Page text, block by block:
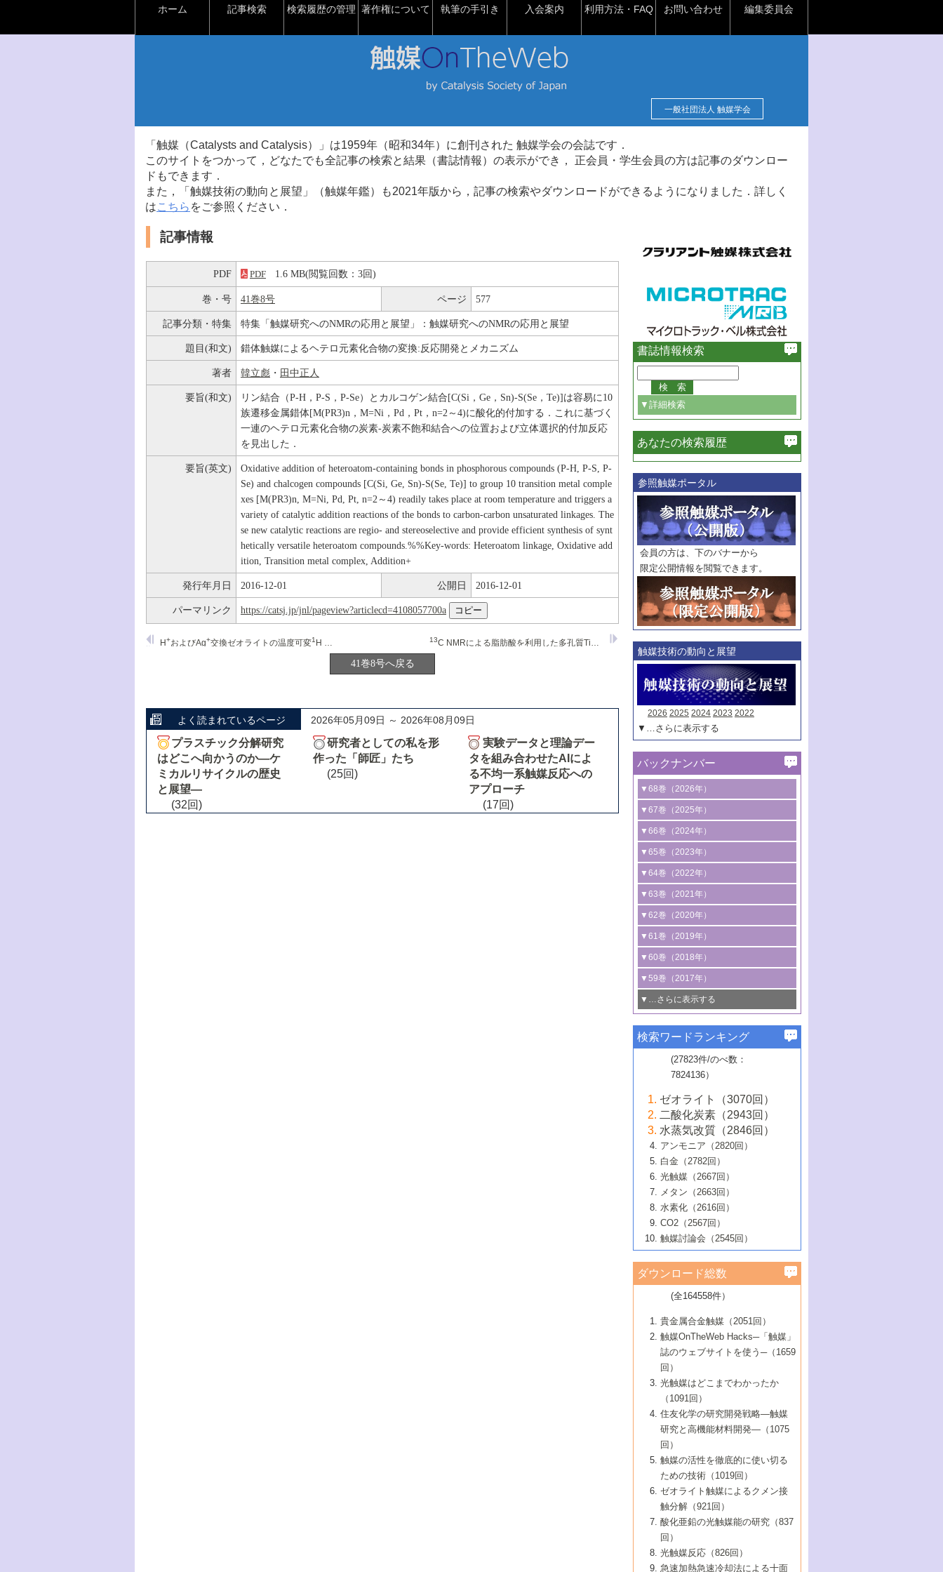
ホーム 記事検索 検索履歴の管理 著作権について 執筆の手引き 入会案内 利用方法・FAQ お問い合わせ 編集委員会
一般社団法人 触媒学会
「触媒（Catalysts and Catalysis）」は1959年（昭和34年）に創刊された 触媒学会の会誌です．
このサイトをつかって，どなたでも全記事の検索と結果（書誌情報）の表示ができ， 正会員・学生会員の方は記事のダウンロー
ドもできます．
また，「触媒技術の動向と展望」（触媒年鑑）も2021年版から，記事の検索やダウンロードができるようになりました．詳しく
はこちら をご参照ください．
記事情報
PDF PDF 1.6 MB(閲覧回数：3回)
巻・号 41巻8号 ページ 577
記事分類・特集 特集「触媒研究へのNMRの応用と展望」：触媒研究へのNMRの応用と展望
題目(和文) 錯体触媒によるヘテロ元素化合物の変換:反応開発とメカニズム
著者 韓立彪 ・ 田中正人
要旨(和文)
リン結合（P-H，P-S，P-Se）とカルコゲン結合[C(Si，Ge，Sn)-S(Se，Te)]は容易に10
族遷移金属錯体[M(PR3)n，M=Ni，Pd，Pt，n=2～4)に酸化的付加する．これに基づく
一連のヘテロ元素化合物の炭素-炭素不飽和結合への位置および立体選択的付加反応
を見出した．
要旨(英文)
Oxidative addition of heteroatom-containing bonds in phosphorous compounds (P-H, P-S, P-
Se) and chalcogen compounds [C(Si, Ge, Sn)-S(Se, Te)] to group 10 transition metal comple
xes [M(PR3)n, M=Ni, Pd, Pt, n=2～4) readily takes place at room temperature and triggers a
variety of catalytic addition reactions of the bonds to carbon-carbon unsaturated linkages. The
se new catalytic reactions are regio- and stereoselective and provide efficient synthesis of synt
hetically versatile heteroatom compounds.%%Key-words: Heteroatom linkage, Oxidative add
ition, Transition metal complex, Addition+
発行年月日 2016-12-01 公開日 2016-12-01
パーマリンク https://catsj.jp/jnl/pageview?articlecd=4108057700a
13C NMRによる脂肪酸を利用した多孔質TiO 2 の生成過程の観察・
H+およびAg+交換ゼオライトの温度可変1 H MAS NMR
41巻8号へ戻る
よく読まれているページ 2026年05月09日 ～ 2026年08月09日
プラスチック分解研究
はどこへ向かうのか―ケ
ミカルリサイクルの歴史
と展望―
(32回)
研究者としての私を形
作った「師匠」たち
(25回)
実験データと理論デー
タを組み合わせたAIによ
る不均一系触媒反応への
アプローチ
(17回)
書誌情報検索
▼詳細検索
必ず含む
巻・号指定
巻
号
範囲指定
巻
号～
巻
号
触媒年鑑
年度
記事種別
マーク：
マークあり
あなたの検索履歴
参照触媒ポータル
会員の方は、下のバナーから
限定公開情報を閲覧できます。
触媒技術の動向と展望
2026 2025 2024 2023 2022
▼…さらに表示する
バックナンバー
▼68巻（2026年）
1号 過酸化水素合成に関する研究動向
2号 コンピューター技術により加速する
触媒開発
3号 有機分子変換やCO 資源化のための
光触媒に関する最近の研究
B号 第137回触媒討論会（2026年）
▼67巻（2025年）
1号 CO
水素化によるグリーン燃料/グリ
ーンケミカル製造
2号 水素製造のための水分解技術に関す
る最近の研究
3号 オレフィン系樹脂の精密合成に関す
る最新技術
4号 アルコール類の効率的変換を実現す
る非貴金属触媒の研究動向
5号 ゼオライトの合成と応用における研
究動向
6号 ヘテロ接合界面
B号 第135回触媒討論会（2025年）
▼66巻（2024年）
1号 低次元ナノ構造を有する触媒材料
2号 規制反応場を活用した固体触媒研究
の新展開
3号 未踏分子変換を目指した酸化触媒プ
ロセスの最前線
4号 シンクロトロン放射光および中性子
線を利用した触媒解析技術の最先端
5号 単原子触媒
6号 参照触媒委員会からのお知らせ
B号 第133回触媒討論会（2023年）
▼65巻（2023年）
1号 炭素が関わる触媒機能
2号 プラスチックケミカルリサイクルの
ための触媒技術
3号 非酸化物系金属化合物を基盤とした
触媒材料の開発
4号 格子酸素・格子酸素欠陥を利用した
触媒反応
5号 生体触媒によるエネルギー変換反応
6号 窒素とリンの循環のための触媒・機
能性材料
▼64巻（2022年）
1号 合成ガス製造とCOを用いるケミカル
ズ合成の最新動向
2号 化学品合成のための合金触媒開発
3号 CO の排出削減および有効活用のた
めの触媒技術
4号 若手による情報発信企画～とびたて
若き触媒の研究者たち～（1）
若き触媒の研究者たち～（2）
6号 石油のノーブル・ユースを志向した
触媒技術
大学：オンライン・対面開催）
▼63巻（2021年）
1号 金触媒の新展開
2号 ペロブスカイト
3号 特殊反応場を利用した触媒的分子変
換反応
4号 多孔質材料を用いた触媒の新展開
5号 情報学的手法を用いた触媒開発
6号 カーボンニュートラルに向けた電解
技術
B号 第127回触媒討論会（2021年・オン
ライン開催(Zoom)のみ）
▼62巻（2020年）
1号 触媒設計を拓く欠陥構造のキャラク
タリゼーション
2号 機能化学品製造に資するクリーンな
触媒的酸化反応
3号 水処理のための触媒化学
4号 光触媒を用いた水分解の最新の研究
動向
5号 次世代の触媒プロセスを支えるマイ
6号 メタン転換技術の最新動向
B号 第125回触媒討論会（2020年・工学
院大学）
▼61巻（2019年）
1号 物質移動制御に着目した触媒プロセ
ス開発
2号 CO2 フリー水素サプライチェーンに
関わる触媒開発動向
3号 精密高分子合成に関する最近の研究
動向
4号 バイオマス化成品製造のための触媒
5号 固体触媒による含窒素有機化合物変
換の最前線
6号 貴金属使用量低減に向けた自動車排
ガス浄化触媒の開発
B号 第123回触媒討論会（2019年・大阪
▼60巻（2018年）
1号 固体酸触媒の最新の研究動向
2号 二酸化炭素からの有用化学品合成
3号 ナノ粒子・クラスター触媒の最前線
4号 60周年記念企画
5号 進化するゼオライト合成技術
6号 非貴金属系触媒における電気化学的
B号 第121回触媒討論会（2018年・東京
大学）
▼59巻（2017年）
1号 いたるところに，触媒
最先端技術
3号 無機分離膜材料の開発と触媒反応プ
ロセスへの適用
5号 水素のふるまいを解き明かす最先端
研究
6号 低級アルカンの有効利用のための触
媒技術
B号 第119回触媒討論会（2017年・首都
大学東京）
▼…さらに表示する
1号 ユニークな構造の高分子を生み出す触
2号 リグニンからの化成品製造に向けた触
媒技術
3号 触媒研究の最先端～とびたて若き研究
者たち～（1）
4号 触媒研究の最先端～とびたて若き研究
者たち～（2）
5号 触媒研究の最先端～とびたて若き研究
者たち～（3）
6号 イオニクス材料と燃料電池・電解合成
の最新の研究動向
B号 第117回触媒討論会（2016年・大阪府
立大学）
▼57巻（2015年）
1号 水素キャリアにかかわる触媒技術の新
2号 石油精製用触媒の最近の進展
3号 固体酸化物形燃料電池（SOFC）におけ
るアノード触媒上での燃料直接改質技術
4号 コアシェル構造の制御による触媒機能
5号 工業触媒およびその周辺技術の最近の
進歩
6号 ナノシート
B号 第115回触媒討論会（2015年・成蹊大
▼56巻（2014年）
2号 光触媒反応機構に関する最新の研究動
向
開発動向
4号 人工光合成に向けた近年のアプローチ
5号 未利用熱エネルギーの有効活用に貢献
する触媒技術
6号 ポリオキソメタレート
B号 第113回触媒討論会（2014年・ロワジ
ールホテル豊橋）
1号 高耐久性燃料電池システム用触媒にお
ける新展開
2号 リビングラジカル重合の最近の動向
3号 天然ガスの化学工業的展開に関する触
媒技術
4号 貴金属触媒の精密構造制御とその活用
5号 バイオマス化成品製造のための固体触
6号 ナノ空間─吸着状態解析から新機能開拓
B号 第111回触媒討論会（2013年・関西大
▼54巻（2012年）
1号 規則性多孔体の利用技術における最近
の進歩
2号 第109回触媒討論会
3号 貴金属低減技術の最新動向
4号 貴金属代替技術の最新動向
5号 光触媒による物質変換反応の新展開
6号 グラフェン
7号 水素を利用する化成品合成の新潮流
▼53巻（2011年）
1号 金属学から見る合金触媒の新展開
2号 第107回触媒討論会
3号 触媒のその場観察法の進歩（１）
4号 触媒のその場観察法の進歩（２）
5号 不活性結合の触媒的活性化による有機
合成
6号 新しい固体酸触媒技術
7号 ゼオライト合成における最近の進歩
▼52巻（2010年）
1号 触媒の劣化対策と長寿命触媒開発
2号 第105回触媒討論会
3号 ナノ構造が拓く新機能
4号 活性サイトおよびその環境の精密な設
計による触媒の高機能化
5号 触媒を有効に使うための技術
7号 有機分子触媒による精密有機合成
8号 高機能化ポリオレフィンに向けた重合
触媒の最近の進展
1号 炭素材料－熱い注目を集める材料－
2号 第103回触媒討論会
3号 環境浄化用光触媒の現状と課題
4号 水素社会の実現に向けた水素製造・貯
蔵技術の進歩
5号 CO2が関わる触媒・材料
7号 持続可能社会実現のための触媒および
触媒関連技術
▼50巻（2008年）
1号 触媒化学と学会のこの10年，半世紀，
そして未来
2号 第101回触媒討論会
4号 錯体を利用したユニークな表面構造の
構築と機能
5号 若手会員による触媒研究の未来展望1：
企業編
6号 第102回触媒討論会
7号 触媒・化学反応における計算化学の進
8号 若手研究者による触媒研究の未来展望
2：大学・研究所編
▼49巻（2007年）
1号 含フッ素化合物の合成と触媒
2号 第99回触媒討論会
3号 実用的ファインケミカル合成プロセス
を実現する触媒
5号 こんな物質，あんな物質―新たな触媒
の可能性―
7号 『結晶の化学』を活かした触媒研究
8号 イオン液体の応用
▼48巻（2006年）
1号 固体酸触媒の最近の進歩
2号 第97回触媒討論会
3号 リビング重合触媒の最近の展開
5号 水素製造・貯蔵のための触媒技術の新
しい展開
6号 第98回触媒討論会
7号 基礎化学品製造の触媒技術
8号 多機能型リアクター
1号 最近の触媒担体とその効果
2号 第95回触媒討論会
4号 水分解用光触媒材料
5号 時間分解分光の進歩と応用
6号 第96回触媒討論会
8号 超臨界流体を用いた化学プロセスの新
▼46巻（2004年）
1号 部分酸化反応触媒の最前線
2号 第93回触媒討論会
3号 特殊エネルギー場の触媒反応
4号 生体内における金属の触媒作用
5号 ファインケミカルズの展開に寄与する
6号 第94回触媒討論会
7号 サブナノレベルでみた新しい表面現象
8号 オレフィン重合触媒の新たな展
▼45巻（2003年）
1号 なぜこの触媒が良いのか？
2号 第91回触媒討論会
3号 最近の自動車排ガス処理技術
4号 触媒研究の現状と将来─第90回触媒討論
5号 基礎化学品製造の触媒技術
6号 第92回触媒討論会
7号 基礎化学品製造の触媒技術
8号 資源の循環と触媒技術
▼44巻（2002年）
1号 高次制御された触媒の化学
2号 第89回触媒討論会
3号 触媒を利用した電気化学の新展開
4号 ナノ材料の調製と機能化
5号 こんな触媒が欲しい
6号 第90回触媒討論会
7号 触媒研究と学術雑誌/情報
8号 若い世代からみた触媒化学の現状と未
▼43巻（2001年）
1号 グリーンケミストリーと触媒
2号 第87回触媒討論会特集号
3号 生体触媒とバイオプロセス
4号 水素製造・利用の触媒化学
5号 触媒研究における新しい切り口：コン
ビナトリアルケミストリー
6号 第88回触媒討論会特集号
7号 企業における触媒研究のブレークスル
8号 この材料を触媒として使ってみません
▼42巻（2000年）
1号 触媒反応工学の明日を拓く
2号 第85回触媒討論会
3号 反応ダイナミクス
5号 触媒のおもしろさをどのように伝える
6号 第86回触媒討論会
7号 水素化精製触媒の新しい展開
8号 新しい反応性と機能性を目指した金属
クラスタ-化学
▼41巻（1999年）
1号 孔、穴、あな?-特異な空間とその利用-
2号 第83回触媒討論会
3号 均一系触媒反応最前線
4号 実用炭素材料の新展開
5号 研究の方法論を考える
7号 機能性金属材料と触媒
8号 触媒研究へのNMRの応用と展望
▼40巻（1998年）
進展と21世紀への提言/創立40周年記念・触
媒学会この10年の歩みとこれから/創立40周
2号 第81回触媒討論会
3号 計算機触媒化学へのさそい
4号 触媒劣化の制御と予測
5号 最新の実用プロセスと触媒
6号 第82回触媒討論会
1号 均一系と不均一系触媒反応-その特徴と
接点
2号 第79回触媒討論会
3号 最新NO除去触媒の実用化研究
4号 新しい反応場を目指した触媒調製
5号 反応・分離技術の新しい展開
6号 第80回触媒討論会
▼38巻（1996年）
1号 触媒の構造と触媒作用/C1化学を中心と
する21世紀への触媒
3号 オリンピックメダル:金・銀・銅はどん
な触媒作用を示すか
4号 触媒作用における機能の複合化
▼37巻（1995年）
1号 ファインケミカルズと固体触媒
2号 第75回触媒討論会
3号 希土類を利用した触媒
4号 触媒とリサイクル
5号 エネルギー変換触媒
▼36巻（1994年）
1号 電気化学と触媒
2号 第73回触媒討論会
3号 C4化学の展開
4号 《通常号》
▼35巻（1993年）
1号 工業触媒開発マニュアル―探索から工
業化まで
2号 第71回触媒討論会
▼34巻（1992年）
1号 インパクトを与えたこの研究
2号 第69回触媒討論会
▼33巻（1991年）
1号 触媒プロセス開発マニュアル―探索か
▼32巻（1990年）
検索ワードランキング
(27823件/のべ数：
7824136）
ゼオライト（3070回）
二酸化炭素（2943回）
水蒸気改質（2846回）
アンモニア（2820回）
白金（2782回）
光触媒（2667回）
メタン（2663回）
水素化（2616回）
CO2（2567回）
触媒討論会（2545回）
ダウンロード総数
(全164558件）
貴金属合金触媒（2051回）
触媒OnTheWeb Hacks─「触媒」
誌のウェブサイトを使う─（1659
回）
光触媒はどこまでわかったか
（1091回）
住友化学の研究開発戦略―触媒
研究と高機能材料開発―（1075
回）
触媒の活性を徹底的に使い切る
ための技術（1019回）
ゼオライト触媒によるクメン接
触分解（921回）
酸化亜鉛の光触媒能の研究（837
回）
光触媒反応（826回）
急速加熱急速冷却法による十面